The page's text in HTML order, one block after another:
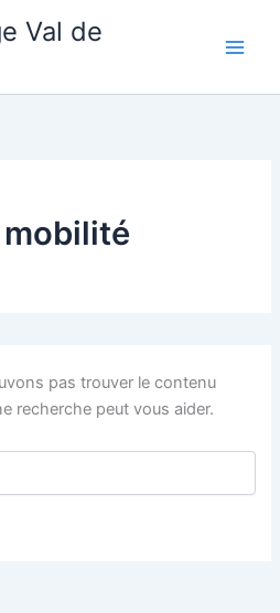
Val de
pas trouver le contenu
recherche peut vous aider.